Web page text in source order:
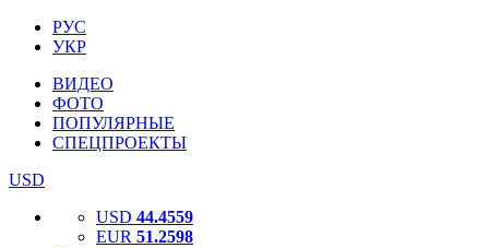
РУС
УКР
ВИДЕО
ФОТО
ПОПУЛЯРНЫЕ
СПЕЦПРОЕКТЫ
USD
USD 44.4559
EUR 51.2598